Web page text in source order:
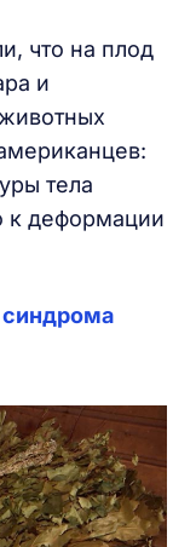
что на плод
и
тела
к деформации
синдрома